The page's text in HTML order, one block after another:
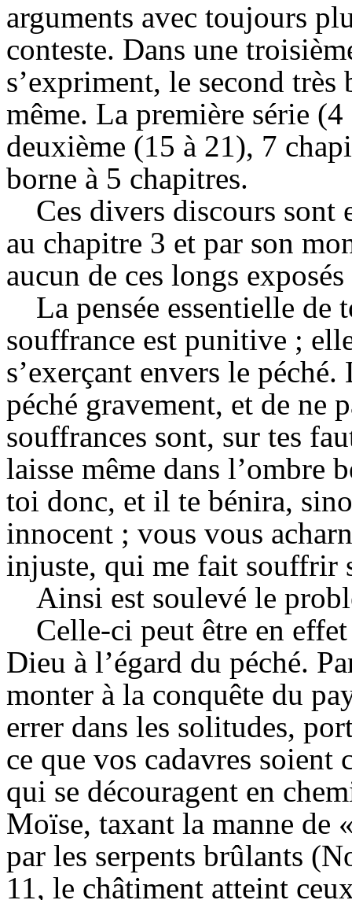
arguments avec toujours
conteste. Dans une
s’expriment, le second
même. La première série
deuxième (15 à 21), 7
borne à 5 chapitres.
Ces divers discours sont
au chapitre 3 et par son
aucun de ces longs
La pensée essentielle de
souffrance est punitive ;
s’exerçant envers le
péché gravement, et de ne
souffrances sont, sur tes
laisse même dans l’ombre
toi donc, et il te bénira,
innocent ; vous vous
injuste, qui me fait souffrir
Ainsi est soulevé le
Celle-ci peut être en
Dieu à l’égard du péché.
monter à la conquête du
errer dans les solitudes,
ce que vos cadavres soient
qui se découragent en
Moïse, taxant la manne de
par les serpents brûlants
11, le châtiment atteint